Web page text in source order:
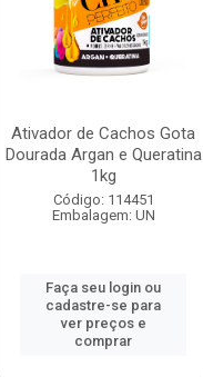
Ativador de Cachos Gota
Dourada Argan e Queratina
1kg
Código: 114451
Embalagem: UN
Faça seu login ou
cadastre-se para
ver preços e
comprar